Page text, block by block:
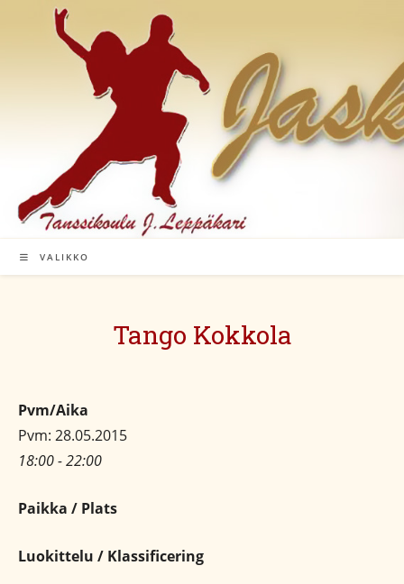
VALIKKO
Tango Kokkola
Pvm/Aika
Pvm: 28.05.2015
18:00 - 22:00
Paikka / Plats
Luokittelu / Klassificering